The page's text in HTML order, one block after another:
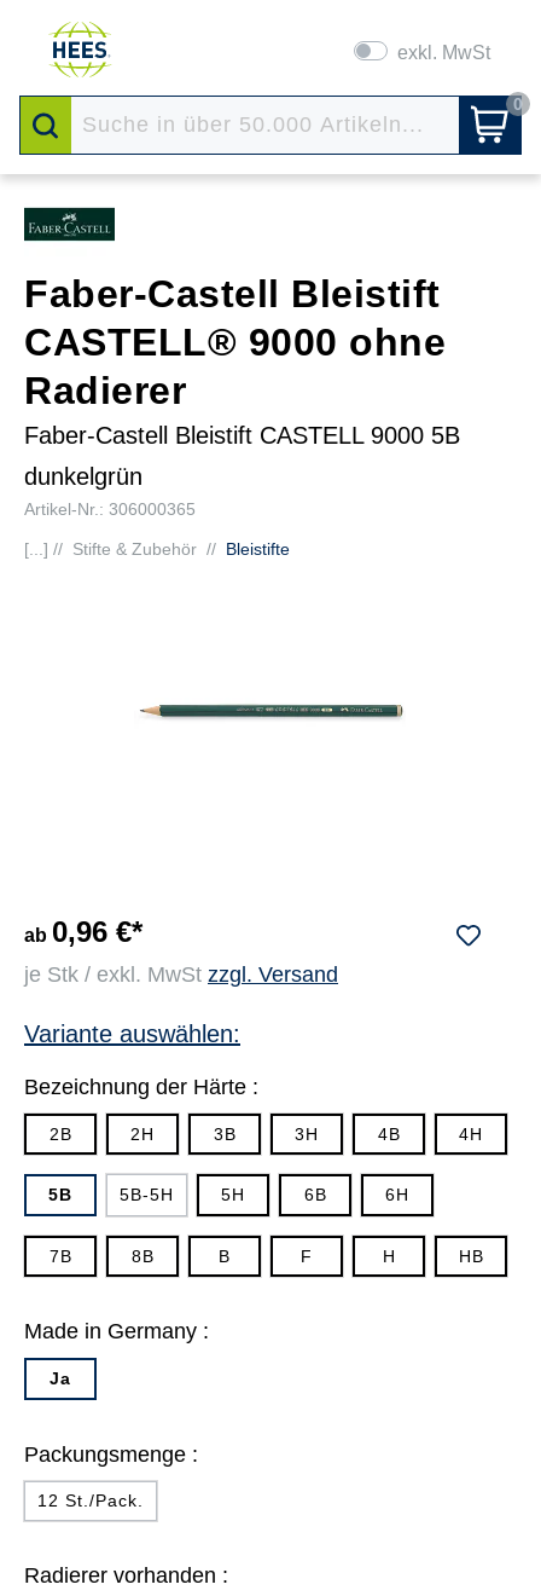
exkl. MwSt
0
Faber-Castell Bleistift
CASTELL® 9000 ohne
Radierer
Faber-Castell Bleistift CASTELL 9000 5B
dunkelgrün
Artikel-Nr.: 306000365
[...] // Stifte & Zubehör // Bleistifte
ab 0,96 €*
je Stk / exkl. MwSt zzgl. Versand
Variante auswählen:
Bezeichnung der Härte :
2B 2H 3B 3H 4B 4H
5B 5B-5H 5H 6B 6H
7B 8B B F H HB
Made in Germany :
Ja
Packungsmenge :
12 St./Pack.
Radierer vorhanden :